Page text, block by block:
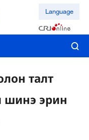
Language
талт
шинэ эрин